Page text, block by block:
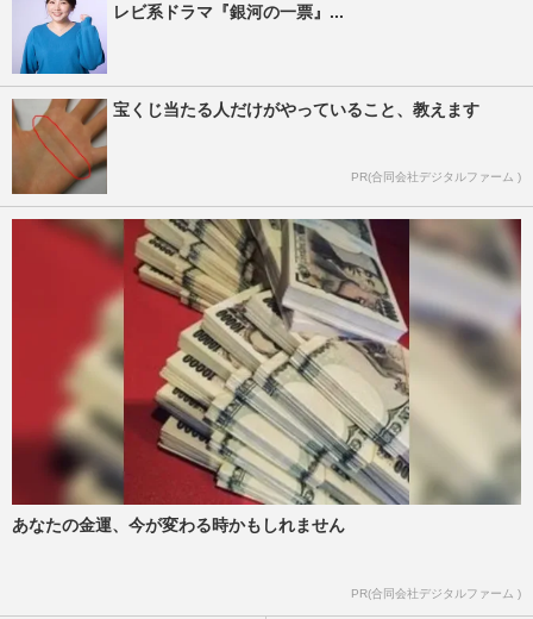
レビ系ドラマ『銀河の一票』...
宝くじ当たる人だけがやっていること、教えます
PR(合同会社デジタルファーム )
あなたの金運、今が変わる時かもしれません
PR(合同会社デジタルファーム )